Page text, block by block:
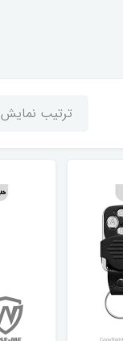
ترتیب نمایش